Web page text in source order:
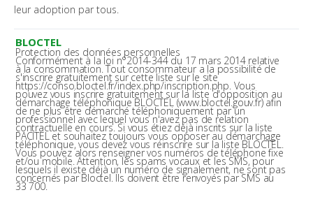
leur adoption par tous.
BLOCTEL
Protection des données personnelles
Conformément à la loi n°2014-344 du 17 mars 2014 relative
à la consommation. Tout consommateur a la possibilité de
s'inscrire gratuitement sur cette liste sur le site
https://conso.bloctel.fr/index.php/inscription.php. Vous
pouvez vous inscrire gratuitement sur la liste d'opposition au
démarchage téléphonique BLOCTEL (www.bloctel.gouv.fr) afin
de ne plus être démarché téléphoniquement par un
professionnel avec lequel vous n'avez pas de relation
contractuelle en cours. Si vous étiez déjà inscrits sur la liste
PACITEL et souhaitez toujours vous opposer au démarchage
téléphonique, vous devez vous réinscrire sur la liste BLOCTEL.
Vous pouvez alors renseigner vos numéros de téléphone fixe
et/ou mobile. Attention, les spams vocaux et les SMS, pour
lesquels il existe déjà un numéro de signalement, ne sont pas
concernés par Bloctel. Ils doivent être renvoyés par SMS au
33 700.